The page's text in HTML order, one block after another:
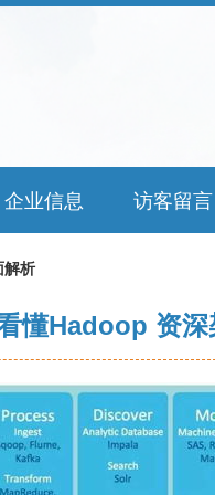
企业信息 访客留言
解析
懂Hadoop 资